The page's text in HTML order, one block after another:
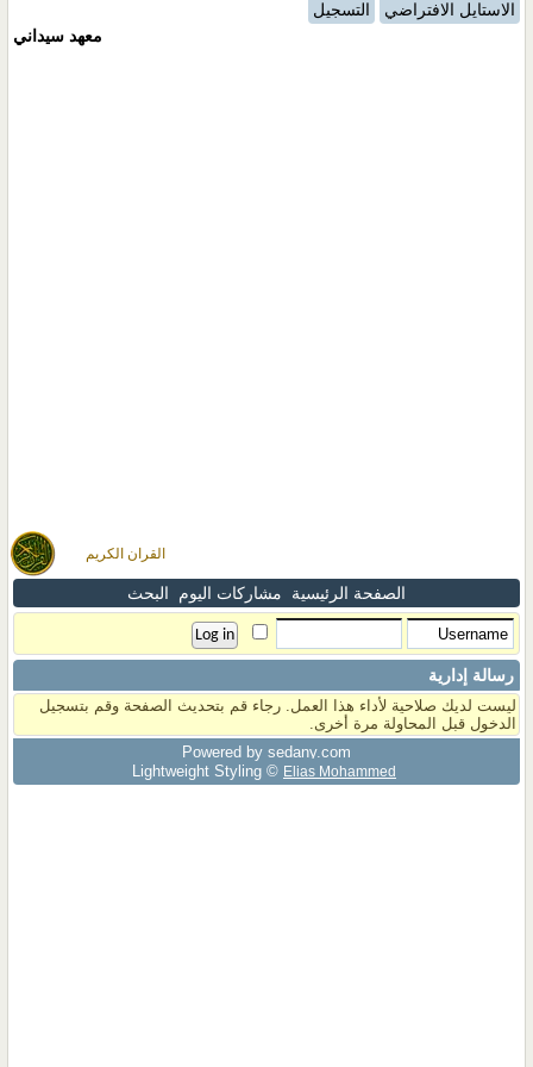
القران الكريم
الاستايل الافتراضي
التسجيل
معهد سيداني
الصفحة الرئيسية مشاركات اليوم البحث
رسالة إدارية
ليست لديك صلاحية لأداء هذا العمل. رجاء قم بتحديث الصفحة وقم بتسجيل
الدخول قبل المحاولة مرة أخرى.
Powered by sedany.com
Lightweight Styling © Elias Mohammed